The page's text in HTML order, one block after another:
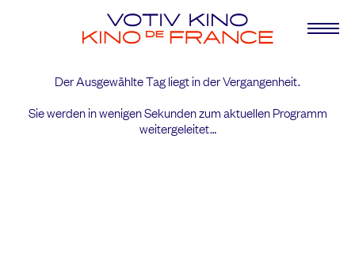
Der Ausgewählte Tag liegt in der Vergangenheit.
Sie werden in wenigen Sekundenzum aktuellen Programm
weitergeleitet…